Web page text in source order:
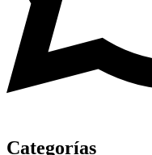
Categorías